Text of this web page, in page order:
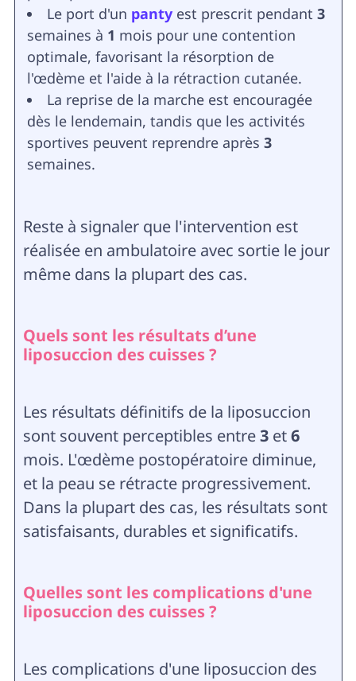
Le port d'un pantyest prescrit pendant 3
semaines à 1 mois pour une contention
optimale, favorisant la résorption de
l'œdème et l'aide à la rétraction cutanée.
La reprise de la marche est encouragée
dès le lendemain, tandis que les activités
sportives peuvent reprendre après 3
semaines.
Reste à signaler que l'intervention est
réalisée en ambulatoire avec sortie le jour
même dans la plupart des cas.
Quels sont les résultats d’une
liposuccion des cuisses ?
Les résultats définitifs de la liposuccion
sont souvent perceptibles entre3et6
mois. L'œdème postopératoire diminue,
et la peau se rétracte progressivement.
Dans la plupart des cas, les résultats sont
satisfaisants, durables et significatifs.
Quelles sont les complications d'une
liposuccion des cuisses ?
Les complications d'une liposuccion des